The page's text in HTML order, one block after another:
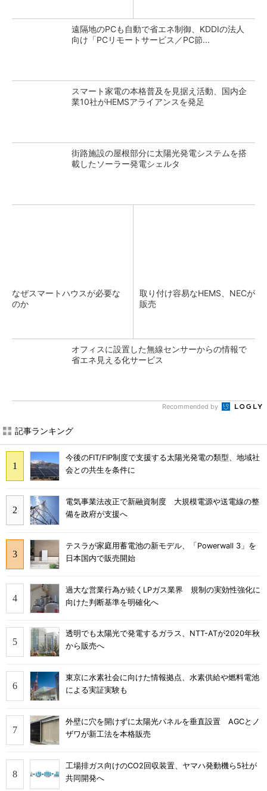
遠隔地のPCも自動で省エネ制御、KDDIの法人
向け「PCリモートサービス／PC節...
スマート家電の本格普及を見据え活動、国内企
業10社がHEMSアライアンスを発足
街路施設の屋根部分に太陽光発電システムを搭
載したソーラー発電シェルタ
なぜスマートハウスが必要な
のか
取り付け容易なHEMS、NECが
販売
オフィスに設置した無線センサーからの情報で
省エネ見える化サービス
Recommended by
記事ランキング
今後のFIT/FIP制度で支援する太陽光発電の類型、地域社
会との共生を条件に
電気事業法改正で新融資制度 大規模電源や送電線の整
備を政府が支援へ
テスラが家庭用蓄電池の新モデル、「Powerwall 3」を
日本国内で販売開始
過大な営業行為が続くLPガス業界 規制の実効性強化に
向けた判断基準を明確化へ
透明でも太陽光で発電するガラス、NTT-ATが2020年秋
から販売へ
東京に水素社会に向けた情報拠点、水素供給や燃料電池
による実証実験も
外壁に穴を開けずに太陽光パネルを垂直設置 AGCとノ
ザワが新工法を本格販売
工場排ガス向けのCO2回収装置、ヤマハ発動機ら5社が
共同開発へ